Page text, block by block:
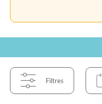
Filtres